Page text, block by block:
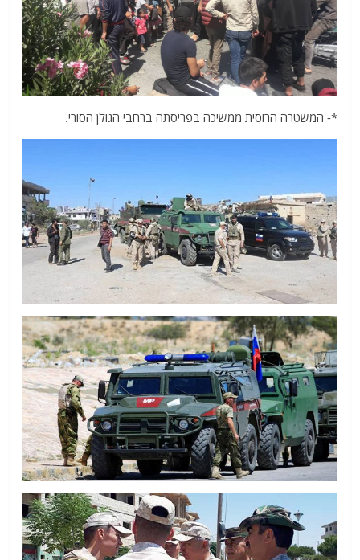
*- המשטרה הרוסית ממשיכה בפריסתה ברחבי הגולן הסורי.